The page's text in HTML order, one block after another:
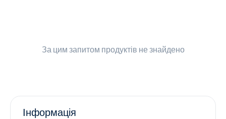
Всі продукти
За цим запитом продуктів не знайдено
Інформація